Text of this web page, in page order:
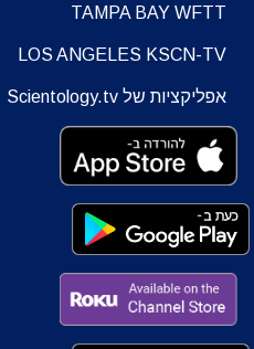
TAMPA BAY WFTT
LOS ANGELES KSCN-TV
אפליקציות של Scientology.tv